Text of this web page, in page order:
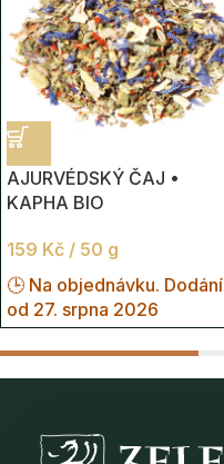
AJURVÉDSKÝ ČAJ •
KAPHA BIO
159 Kč / 50 g
🕒 Na objednávku. Dodání
od 27. srpna 2026